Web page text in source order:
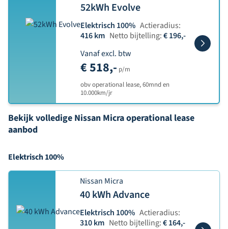
52kWh Evolve
Elektrisch 100% Actieradius:
416 km Netto bijtelling:€ 196,-
Vanaf excl. btw
€ 518,- p/m
obv operational lease, 60mnd en
10.000km/jr
Bekijk volledige Nissan Micra operational lease
aanbod
Elektrisch 100%
Nissan Micra
40 kWh Advance
Elektrisch 100% Actieradius:
310 km Netto bijtelling:€ 164,-